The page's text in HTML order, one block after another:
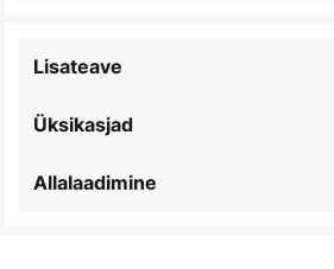
Üksikasjad
Lisateave
Allalaadimine